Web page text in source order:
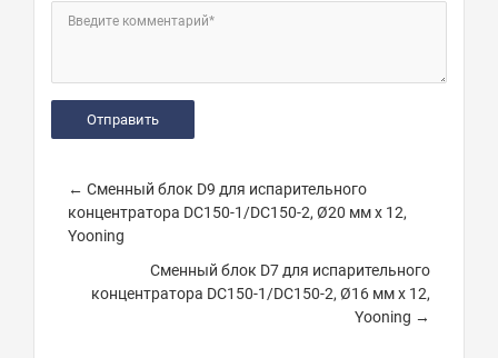
Введите комментарий*
← Сменный блок D9 для испарительного
концентратора DC150-1/DC150-2, Ø20 мм х 12,
Yooning
Сменный блок D7 для испарительного
концентратора DC150-1/DC150-2, Ø16 мм х 12,
Yooning →